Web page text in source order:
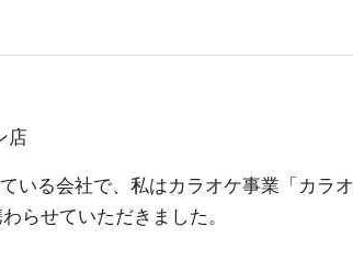
店
いる会社で、私はカラオケ事業「カラオ
らせていただきました。